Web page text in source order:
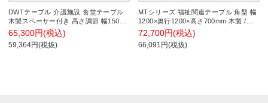
DWTテーブル 介護施設 食堂テーブル
木製スペーサー付き 高さ調節 幅1500×
奥行900×高さ640-740mm
65,300円(税込)
59,364円(税抜)
MTシリーズ 福祉関連テーブル 角型 幅
1200×奥行1200×高さ700mm 木製 /
MT-1212
72,700円(税込)
66,091円(税抜)